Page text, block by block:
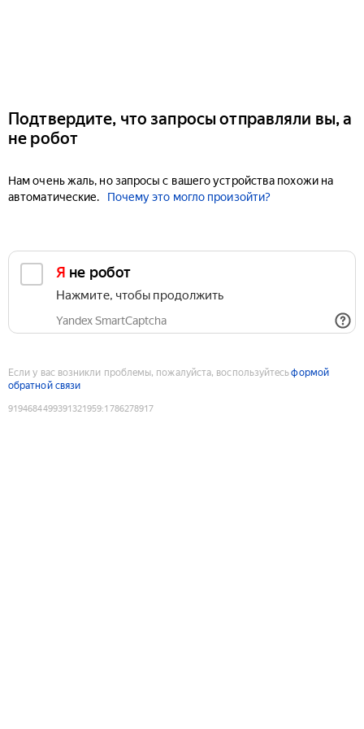
Подтвердите, что запросы отправляли вы, а
не робот
Нам очень жаль, но запросы с вашего устройства похожи на
автоматические.
Почему это могло произойти?
Я не робот
Нажмите, чтобы продолжить
Yandex SmartCaptcha
Если у вас возникли проблемы, пожалуйста, воспользуйтесьформой
обратной связи
9194684499391321959:1786278917